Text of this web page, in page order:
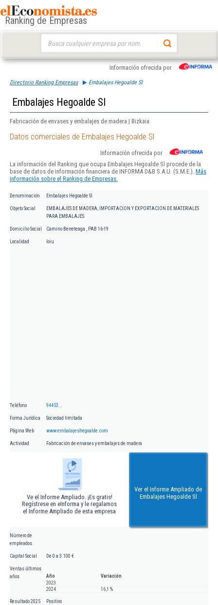
Ranking de Empresas
Información ofrecida por
Directorio Ranking Empresas Embalajes Hegoalde Sl
Embalajes Hegoalde Sl
Fabricación de envases y embalajes de madera | Bizkaia
Datos comerciales de Embalajes Hegoalde Sl
Información ofrecida por
La información del Ranking que ocupa Embalajes Hegoalde Sl procede de la
base de datos de información financiera de INFORMA D&B S.A.U. (S.M.E.). Más
información sobre el Ranking de Empresas.
Denominación Embalajes Hegoalde Sl
Objeto Social
EMBALAJES DE MADERA, IMPORTACION Y EXPORTACION DE MATERIALES
PARA EMBALAJES
Domicilio Social Camino Berreteaga , PAB 16-19
Localidad loiu
Teléfono 94453...
Forma Jurídica Sociedad limitada
Página Web www.embalajeshegoalde.com
Actividad Fabricación de envases y embalajes de madera
Ve el Informe Ampliado. ¡Es gratis!
Regístrese en eInforma y le regalamos
el Informe Ampliado de esta empresa
Ver el Informe Ampliado de
Embalajes Hegoalde Sl
Número de
empleados
Capital Social De 0 a 3.100 €
Ventas últimos
años
Año
Variación
2023
2024
16,1 %
Resultado 2025 Positivo